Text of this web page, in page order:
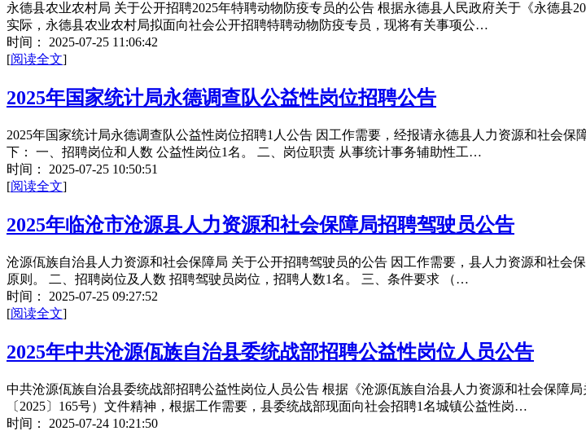
永德县农业农村局 关于公开招聘2025年特聘动物防疫专员的公告 根据永德县人民政府关于《永德县
实际，永德县农业农村局拟面向社会公开招聘特聘动物防疫专员，现将有关事项公…
时间：
2025-07-25 11:06:42
[阅读全文]
2025年国家统计局永德调查队公益性岗位招聘公告
2025年国家统计局永德调查队公益性岗位招聘1人公告 因工作需要，经报请永德县人力资源和社会
下： 一、招聘岗位和人数 公益性岗位1名。 二、岗位职责 从事统计事务辅助性工…
时间：
2025-07-25 10:50:51
[阅读全文]
2025年临沧市沧源县人力资源和社会保障局招聘驾驶员公告
沧源佤族自治县人力资源和社会保障局 关于公开招聘驾驶员的公告 因工作需要，县人力资源和社
原则。 二、招聘岗位及人数 招聘驾驶员岗位，招聘人数1名。 三、条件要求 （…
时间：
2025-07-25 09:27:52
[阅读全文]
2025年中共沧源佤族自治县委统战部招聘公益性岗位人员公告
中共沧源佤族自治县委统战部招聘公益性岗位人员公告 根据《沧源佤族自治县人力资源和社会保障
〔2025〕165号）文件精神，根据工作需要，县委统战部现面向社会招聘1名城镇公益性岗…
时间：
2025-07-24 10:21:50